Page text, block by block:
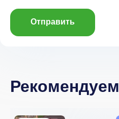
Отправить
Рекомендуем